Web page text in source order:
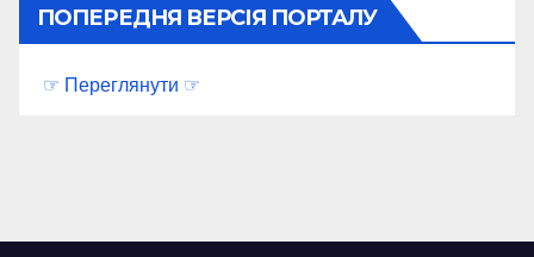
ПОПЕРЕДНЯ ВЕРСІЯ ПОРТАЛУ
☞ Переглянути ☞